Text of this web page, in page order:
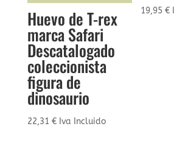
Huevo de T-rex
marca Safari
Descatalogado
coleccionista
figura de
dinosaurio
22,31 € Iva Incluido
19,95€